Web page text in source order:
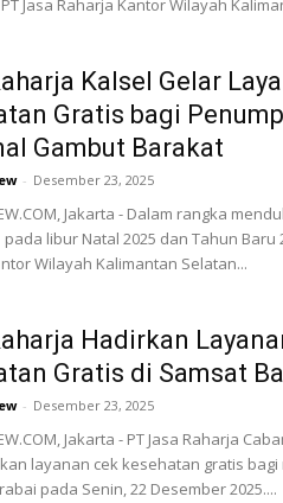
Jasa Raharja Kantor Wilayah
Kalsel Gelar
Gratis bagi
Gambut Barakat
- Desember 23, 2025
Jakarta - Dalam rangka
libur Natal 2025 dan Tahun Baru
Wilayah Kalimantan Selatan...
Hadirkan
Gratis di Samsat
- Desember 23, 2025
Jakarta - PT Jasa Raharja
layanan cek kesehatan gratis
pada Senin, 22 Desember 2025....